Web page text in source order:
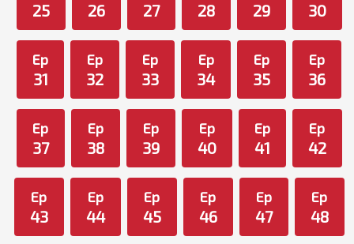
25 26 27 28 29 30
Ep
31
Ep
32
Ep
33
Ep
34
Ep
35
Ep
36
Ep
37
Ep
38
Ep
39
Ep
40
Ep
41
Ep
42
Ep
43
Ep
44
Ep
45
Ep
46
Ep
47
Ep
48